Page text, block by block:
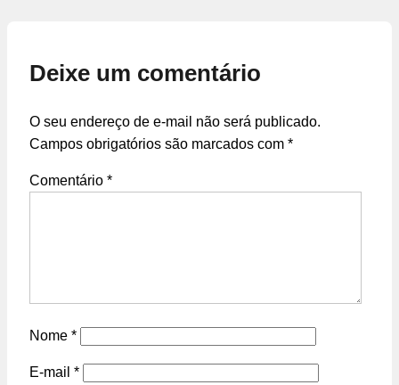
Deixe um comentário
O seu endereço de e-mail não será publicado.
Campos obrigatórios são marcados com *
Comentário *
Nome *
E-mail *